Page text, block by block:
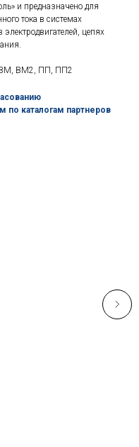
и предназначено для
тока в системах
цепях
ВМ2, ПП, ПП2
по каталогам партнеров